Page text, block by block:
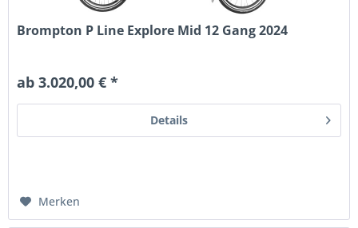
Brompton P Line Explore Mid 12 Gang 2024
ab 3.020,00 € *
Details
Merken